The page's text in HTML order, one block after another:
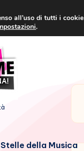
Stelle della Musica
all’uso di tutti i cookie
.